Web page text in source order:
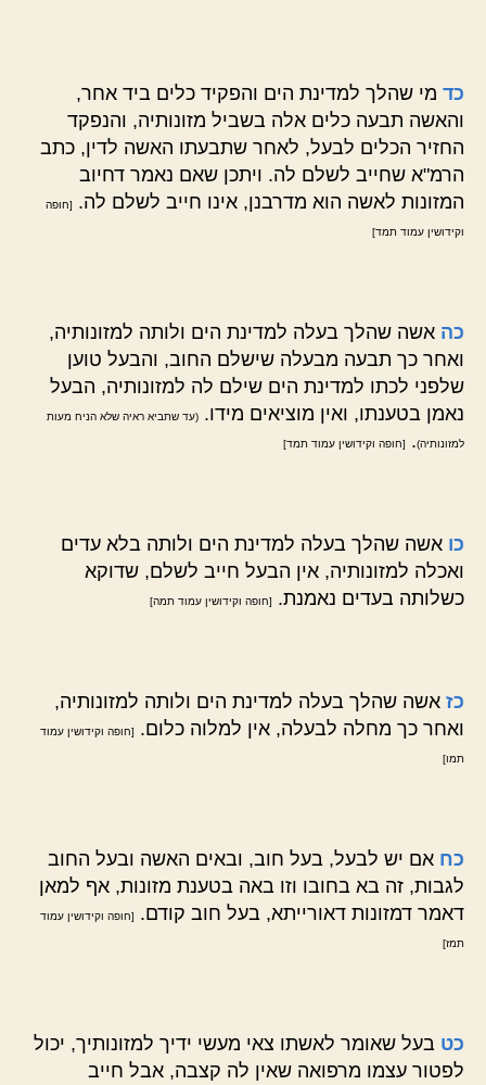
כד מי שהלך למדינת הים והפקיד כלים ביד אחר,
והאשה תבעה כלים אלה בשביל מזונותיה, והנפקד
החזיר הכלים לבעל, לאחר שתבעתו האשה לדין, כתב
הרמ"א שחייב לשלם לה. ויתכן שאם נאמר דחיוב
המזונות לאשה הוא מדרבנן, אינו חייב לשלם לה.
[חופה
וקידושין עמוד תמד]
כה אשה שהלך בעלה למדינת הים ולותה למזונותיה,
ואחר כך תבעה מבעלה שישלם החוב, והבעל טוען
שלפני לכתו למדינת הים שילם לה למזונותיה, הבעל
נאמן בטענתו, ואין מוציאים מידו. (עד שתביא ראיה שלא הניח מעות
למזונותיה). [חופה וקידושין עמוד תמד]
כו אשה שהלך בעלה למדינת הים ולותה בלא עדים
ואכלה למזונותיה, אין הבעל חייב לשלם, שדוקא
כשלותה בעדים נאמנת.
[חופה וקידושין עמוד תמה]
כז אשה שהלך בעלה למדינת הים ולותה למזונותיה,
ואחר כך מחלה לבעלה, אין למלוה כלום.
[חופה וקידושין עמוד
תמו]
כח אם יש לבעל, בעל חוב, ובאים האשה ובעל החוב
לגבות, זה בא בחובו וזו באה בטענת מזונות, אף למאן
דאמר דמזונות דאורייתא, בעל חוב קודם.
[חופה וקידושין עמוד
תמז]
כט בעל שאומר לאשתו צאי מעשי ידיך למזונותיך, יכול
לפטור עצמו מרפואה שאין לה קצבה, אבל חייב